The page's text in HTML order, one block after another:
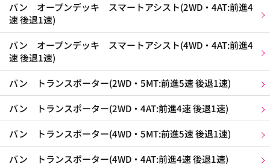
バン オープンデッキ スマートアシスト(2WD・4AT:前進4
速 後退1速)
バン オープンデッキ スマートアシスト(4WD・4AT:前進4
速 後退1速)
バン トランスポーター(2WD・5MT:前進5速 後退1速)
バン トランスポーター(2WD・4AT:前進4速 後退1速)
バン トランスポーター(4WD・5MT:前進5速 後退1速)
バン トランスポーター(4WD・4AT:前進4速 後退1速)